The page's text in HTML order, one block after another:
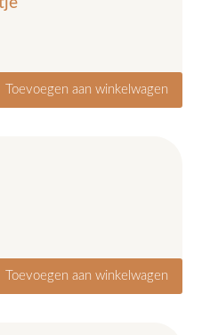
Toevoegen aan winkelwagen
Toevoegen aan winkelwagen